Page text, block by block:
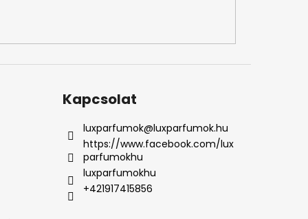
Kapcsolat
luxparfumok@luxparfumok.hu
https://www.facebook.com/lux
parfumokhu
luxparfumokhu
+421917415856